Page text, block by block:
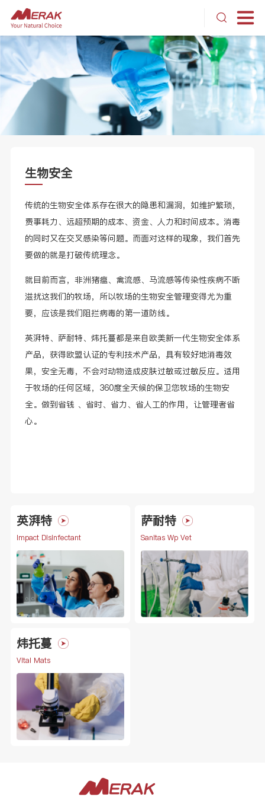
生物安全
传统的生物安全体系存在很大的隐患和漏洞，如维护繁琐，
费事耗力、远超预期的成本、资金、人力和时间成本。消毒
的同时又在交叉感染等问题。而面对这样的现象，我们首先
要做的就是打破传统理念。
就目前而言，非洲猪瘟、禽流感、马流感等传染性疾病不断
滋扰这我们的牧场，所以牧场的生物安全管理变得尤为重
要，应该是我们阻拦病毒的第一道防线。
英湃特、萨耐特、炜托蔓都是来自欧美新一代生物安全体系
产品，获得欧盟认证的专利技术产品，具有较好地消毒效
果，安全无毒，不会对动物造成皮肤过敏或过敏反应。适用
于牧场的任何区域，360度全天候的保卫您牧场的生物安
全。做到省钱 、省时、省力、省人工的作用，让管理者省
心。
英湃特
Impact Disinfectant
萨耐特
Sanitas Wp Vet
炜托蔓
Vital Mats